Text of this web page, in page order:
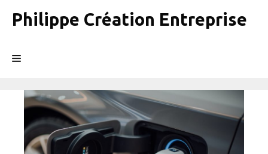
Philippe Création Entreprise
Menu